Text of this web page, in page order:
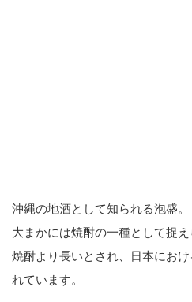
沖縄の地酒として知られる泡盛。
大まかには焼酎の一種として捉
焼酎より長いとされ、日本にお
れています。